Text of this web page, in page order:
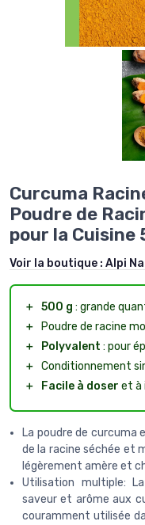
Curcuma
Poudre de
pour la Cuisine
Voir la boutique : Alpi
＋ 500 g : grande
＋
Poudre de racine
＋
Polyvalent : pour
＋ Conditionnement
＋
Facile à doser et à
La poudre de curcuma
de la racine séchée et
légèrement amère et
Utilisation multiple:
saveur et arôme aux
couramment utilisée